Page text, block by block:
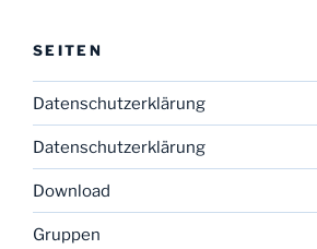
SEITEN
Datenschutzerklärung
Datenschutzerklärung
Download
Gruppen